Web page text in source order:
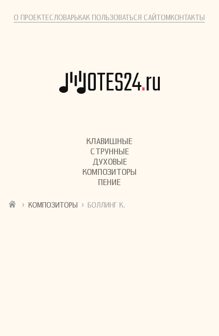
О ПРОЕКТЕСЛОВАРЬКАК ПОЛЬЗОВАТЬСЯ САЙТОМКОНТАКТЫ
КЛАВИШНЫЕ
СТРУННЫЕ
ДУХОВЫЕ
КОМПОЗИТОРЫ
ПЕНИЕ
› КОМПОЗИТОРЫ › БОЛЛИНГ К.